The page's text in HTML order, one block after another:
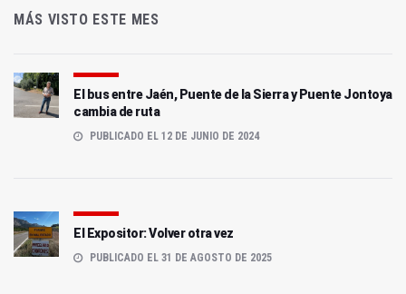
MÁS VISTO ESTE MES
El bus entre Jaén, Puente de la Sierra y Puente Jontoya
cambia de ruta
PUBLICADO EL 12 DE JUNIO DE 2024
El Expositor: Volver otra vez
PUBLICADO EL 31 DE AGOSTO DE 2025